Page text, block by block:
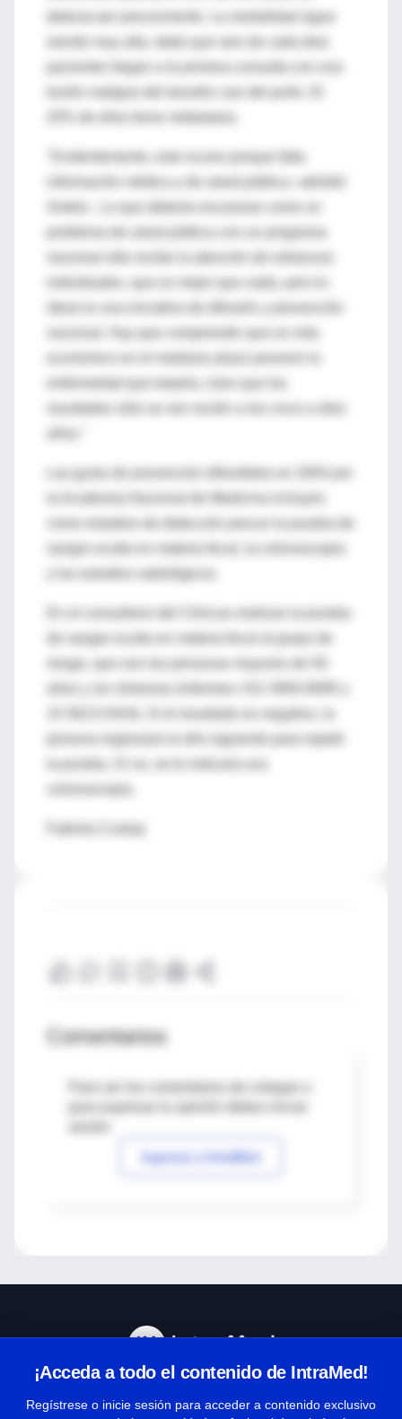
detecta tan precozmente. La mortalidad sigue
pacientes llegan a la primera consulta con una
lesión maligna del tamaño casi del puño. El
"Evidentemente, esto ocurre porque falta
problema de salud pública con un programa
Las guías de prevención difundidas en 2004 por
sangre oculta en materia fecal, la colonoscopia
y los estudios radiológicos.
de sangre oculta en materia fecal al grupo de
riesgo, que son las personas mayores de 50
15 5613-5424). Si el resultado es negativo, la
persona regresará al año siguiente para repetir
Comentarios
Para ver los comentarios de colegas o
Ingresar a IntraMed
¡Acceda a todo el contenido de IntraMed!
Regístrese o inicie sesión para acceder a contenido exclusivo